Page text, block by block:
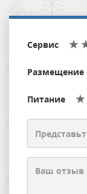
Сервис
Размещение
Питание